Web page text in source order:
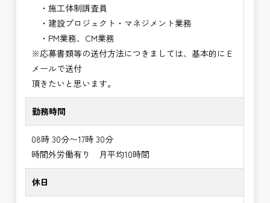
・施工体制調査員
・建設プロジェクト・マネジメント業務
・PM業務、CM業務
※応募書類等の送付方法につきましては、基本的にＥ
メールで送付
頂きたいと思います。
勤務時間
08時 30分〜17時 30分
時間外労働有り 月平均10時間
休日